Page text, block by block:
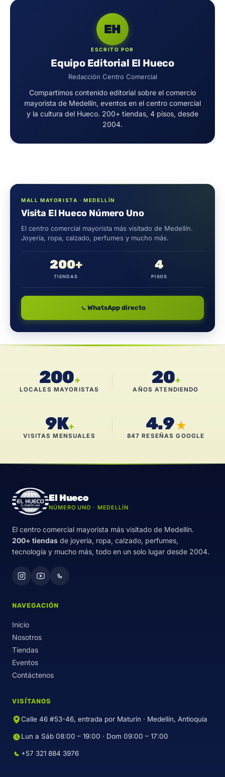
EH
ESCRITO POR
Equipo Editorial El Hueco
Redacción Centro Comercial
Compartimos contenido editorial sobre el comercio
mayorista de Medellín, eventos en el centro comercial
y la cultura del Hueco. 200+ tiendas, 4 pisos, desde
2004.
MALL MAYORISTA · MEDELLÍN
Visita El Hueco Número Uno
El centro comercial mayorista más visitado de Medellín.
Joyería, ropa, calzado, perfumes y mucho más.
200+
TIENDAS
4
PISOS
WhatsApp directo
200+
LOCALES MAYORISTAS
20+
AÑOS ATENDIENDO
9K+
VISITAS MENSUALES
4.9 ★
847 RESEÑAS GOOGLE
El Hueco
NÚMERO UNO · MEDELLÍN
El centro comercial mayorista más visitado de Medellín.
200+ tiendas de joyería, ropa, calzado, perfumes,
tecnología y mucho más, todo en un solo lugar desde 2004.
NAVEGACIÓN
Inicio
Nosotros
Tiendas
Eventos
Contáctenos
VISÍTANOS
Calle 46 #53-46, entrada por Maturín · Medellín, Antioquia
Lun a Sáb 08:00 – 19:00 · Dom 09:00 – 17:00
+57 321 884 3976